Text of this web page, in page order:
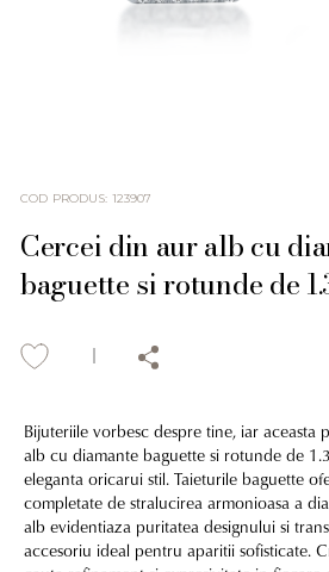
COD PRODUS: 123907
Cercei din aur alb cu
baguette si rotunde de
Bijuteriile vorbesc despre tine, iar aceasta
alb cu diamante baguette si rotunde de
eleganta oricarui stil. Taieturile baguette
completate de stralucirea armonioasa a
alb evidentiaza puritatea designului si
accesoriu ideal pentru aparitii sofisticate.